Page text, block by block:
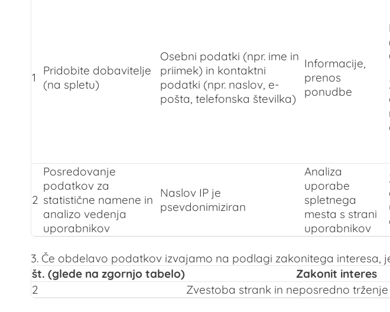
1
Pridobite dobavitelje
(na spletu)
Osebni podatki (npr. ime in
priimek) in kontaktni
podatki (npr. naslov, e-
pošta, telefonska številka)
Informacije,
prenos
ponudbe
2
Posredovanje
podatkov za
statistične namene in
analizo vedenja
uporabnikov
Naslov IP je
psevdonimiziran
Analiza
uporabe
spletnega
mesta s strani
uporabnikov
3. Če obdelavo podatkov izvajamo na podlagi zakonitega interesa,
št. (glede na zgornjo tabelo)
Zakonit interes
2
Zvestoba strank in neposredno trženje